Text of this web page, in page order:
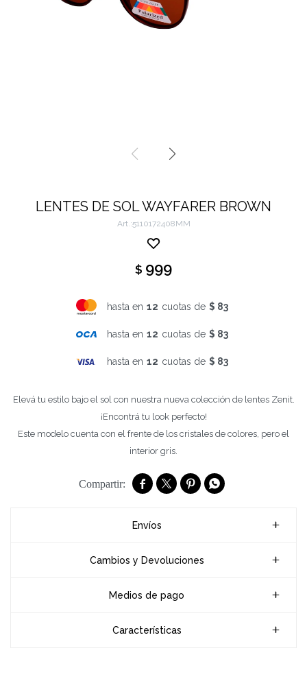
LENTES DE SOL WAYFARER BROWN
5110172408MM
$ 999
hasta en 12 cuotas de $ 83
hasta en 12 cuotas de $ 83
hasta en 12 cuotas de $ 83
Elevá tu estilo bajo el sol con nuestra nueva colección de lentes Zenit.
¡Encontrá tu look perfecto!
Este modelo cuenta con el frente de los cristales de colores, pero el
interior gris.
   
Envíos
Cambios y Devoluciones
Medios de pago
Características